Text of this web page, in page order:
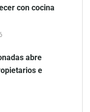
con cocina
abre
e